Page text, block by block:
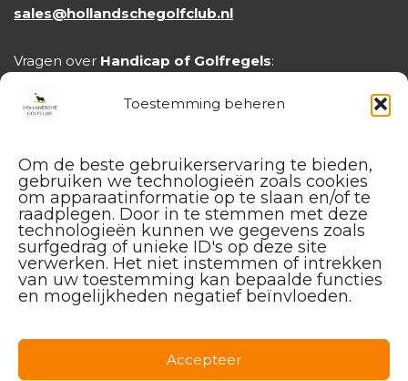
Toestemming beheren
Om de beste gebruikerservaring te bieden,
gebruiken we technologieën zoals cookies
om apparaatinformatie op te slaan en/of te
raadplegen. Door in te stemmen met deze
technologieën kunnen we gegevens zoals
surfgedrag of unieke ID's op deze site
verwerken. Het niet instemmen of intrekken
van uw toestemming kan bepaalde functies
en mogelijkheden negatief beïnvloeden.
Accepteer
sales@hollandschegolfclub.nl
Vragen over Handicap of Golfregels:
Instagram